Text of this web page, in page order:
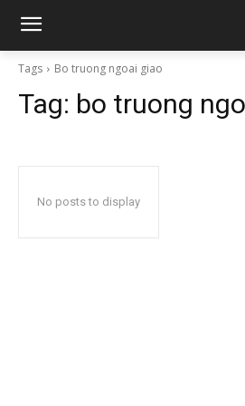
Tags Bo truong ngoai giao
Tag: bo truong
No posts to display